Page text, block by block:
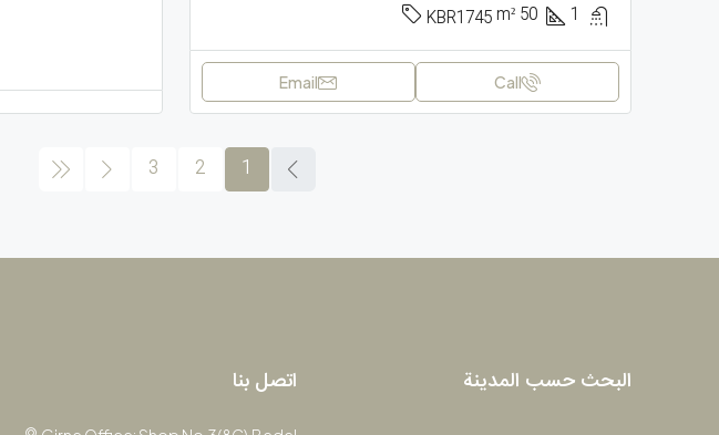
1
50
m²
KBR1745
Call
Email
1
2
3
البحث حسب المدينة اتصل بنا